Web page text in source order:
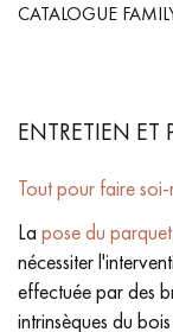
CATALOGUE
ENTRETIEN ET
Tout pour faire
La pose du
nécessiter
effectuée par des
intrinsèques du